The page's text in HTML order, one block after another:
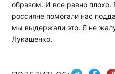
образом. И все равно плохо.
россияне помогали нас
мы выдержали это. Я не
Лукашенко.